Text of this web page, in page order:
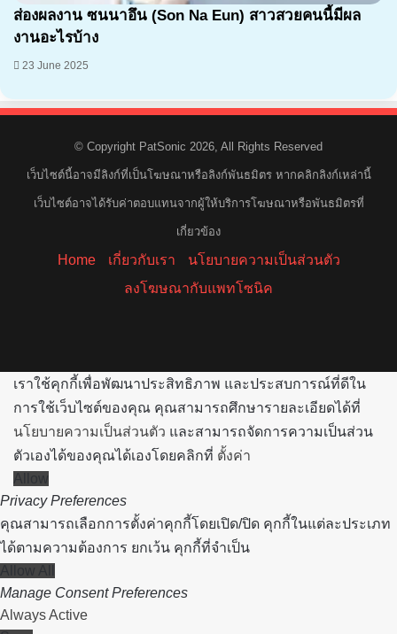
ส่องผลงาน ซนนาอึน (Son Na Eun) สาวสวยคนนี้มีผล
งานอะไรบ้าง
23 June 2025
© Copyright PatSonic 2026, All Rights Reserved
เว็บไซต์นี้อาจมีลิงก์ที่เป็นโฆษณาหรือลิงก์พันธมิตร หากคลิกลิงก์เหล่านี้
เว็บไซต์อาจได้รับค่าตอบแทนจากผู้ให้บริการโฆษณาหรือพันธมิตรที่
เกี่ยวข้อง
Home เกี่ยวกับเรา
นโยบายความเป็นส่วนตัว
ลงโฆษณากับแพทโซนิค
เราใช้คุกกี้เพื่อพัฒนาประสิทธิภาพ และประสบการณ์ที่ดีใน
การใช้เว็บไซต์ของคุณ คุณสามารถศึกษารายละเอียดได้ที่
นโยบายความเป็นส่วนตัว และสามารถจัดการความเป็นส่วน
ตัวเองได้ของคุณได้เองโดยคลิกที่ ตั้งค่า
Allow
Privacy Preferences
คุณสามารถเลือกการตั้งค่าคุกกี้โดยเปิด/ปิด คุกกี้ในแต่ละประเภท
ได้ตามความต้องการ ยกเว้น คุกกี้ที่จำเป็น
Allow All
Manage Consent Preferences
Always Active